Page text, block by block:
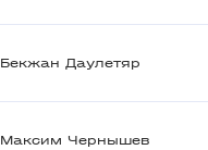
Бекжан Даулетяр
Максим Чернышев